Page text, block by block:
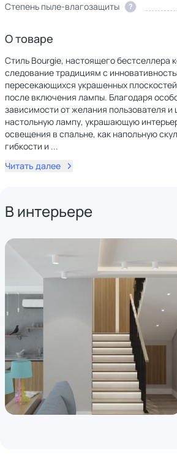
Степень пыле-влагозащиты
?
О товаре
Стиль Bourgie, настоящего бестселлера
следование традициям с
пересекающихся украшенных
после включения лампы. Благодаря
зависимости от желания пользователя
настольную лампу, украшающую
освещения в спальне, как напольную
гибкости и ...
Читать далее
В интерьере